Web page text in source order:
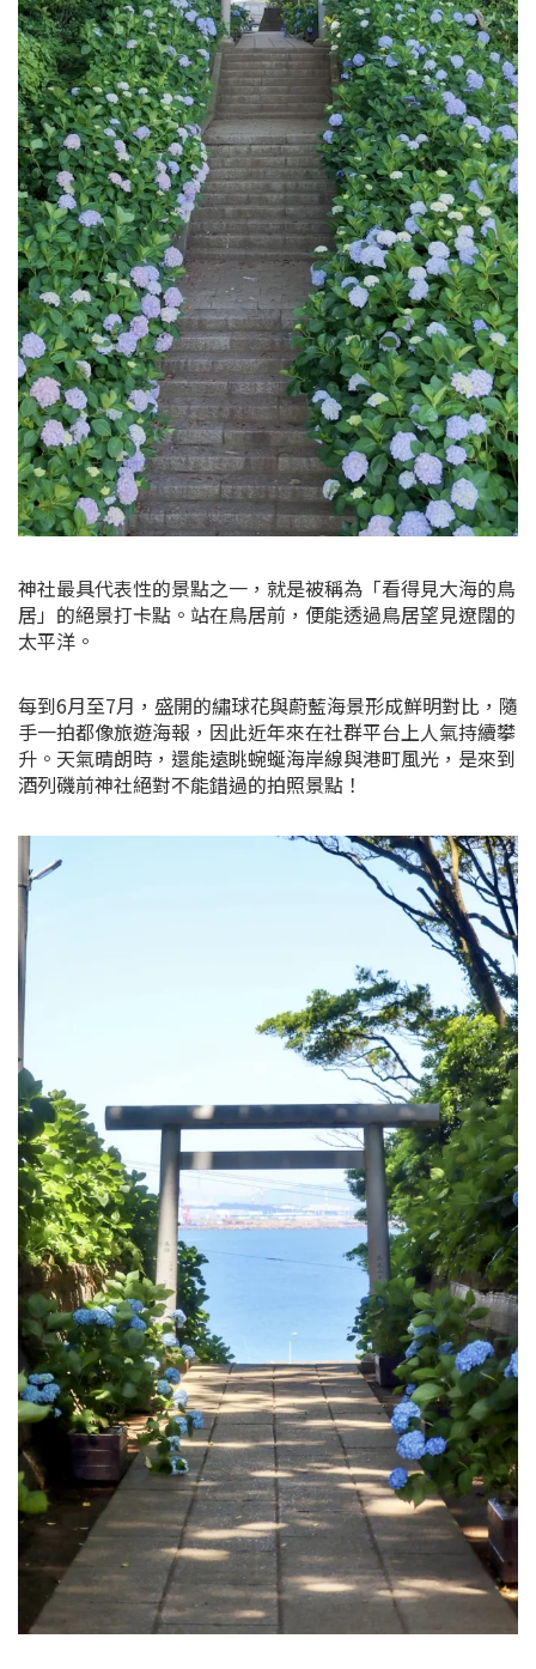
神社最具代表性的景點之一，就是被稱為「看得見大海的鳥
居」的絕景打卡點。站在鳥居前，便能透過鳥居望見遼闊的
太平洋。
每到6月至7月，盛開的繡球花與蔚藍海景形成鮮明對比，隨
手一拍都像旅遊海報，因此近年來在社群平台上人氣持續攀
升。天氣晴朗時，還能遠眺蜿蜒海岸線與港町風光，是來到
酒列磯前神社絕對不能錯過的拍照景點！